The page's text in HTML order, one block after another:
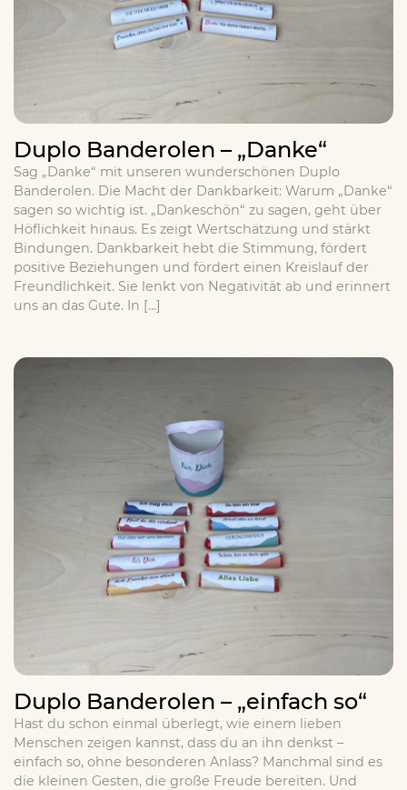
Duplo Banderolen – „Danke“
Sag „Danke“ mit unseren wunderschönen Duplo
Banderolen. Die Macht der Dankbarkeit: Warum „Danke“
sagen so wichtig ist. „Dankeschön“ zu sagen, geht über
Höflichkeit hinaus. Es zeigt Wertschätzung und stärkt
Bindungen. Dankbarkeit hebt die Stimmung, fördert
positive Beziehungen und fördert einen Kreislauf der
Freundlichkeit. Sie lenkt von Negativität ab und erinnert
uns an das Gute. In […]
Duplo Banderolen – „einfach so“
Hast du schon einmal überlegt, wie einem lieben
Menschen zeigen kannst, dass du an ihn denkst –
einfach so, ohne besonderen Anlass? Manchmal sind es
die kleinen Gesten, die große Freude bereiten. Und